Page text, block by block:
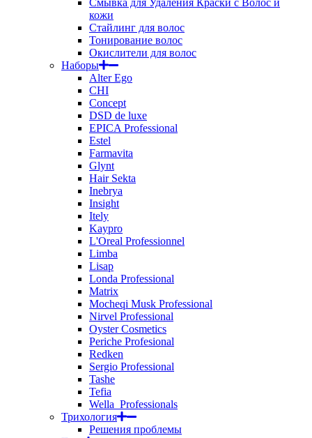
Смывка для Удаления Краски с Волос и
кожи
Стайлинг для волос
Тонирование волос
Окислители для волос
Наборы
Alter Ego
CHI
Concept
DSD de luxe
EPICA Professional
Estel
Farmavita
Glynt
Hair Sekta
Inebrya
Insight
Itely
Kaypro
L'Oreal Professionnel
Limba
Lisap
Londa Professional
Matrix
Mocheqi Musk Professional
Nirvel Professional
Oyster Cosmetics
Periche Profesional
Redken
Sergio Professional
Tashe
Tefia
Wella_Professionals
Трихология
Решения проблемы